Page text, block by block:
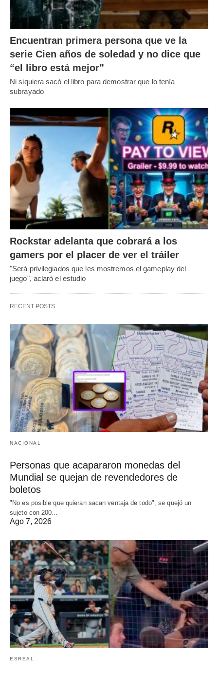
Encuentran primera persona que ve la
serie Cien años de soledad y no dice que
“el libro está mejor”
Ni siquiera sacó el libro para demostrar que lo tenía
subrayado
Rockstar adelanta que cobrará a los
gamers por el placer de ver el tráiler
"Será privilegiados que les mostremos el gameplay del
juego", aclaró el estudio
RECENT POSTS
NACIONAL
Personas que acapararon monedas del
Mundial se quejan de revendedores de
boletos
"No es posible que quieran sacan ventaja de todo", se quejó un
sujeto con 200…
Ago 7, 2026
ESREAL